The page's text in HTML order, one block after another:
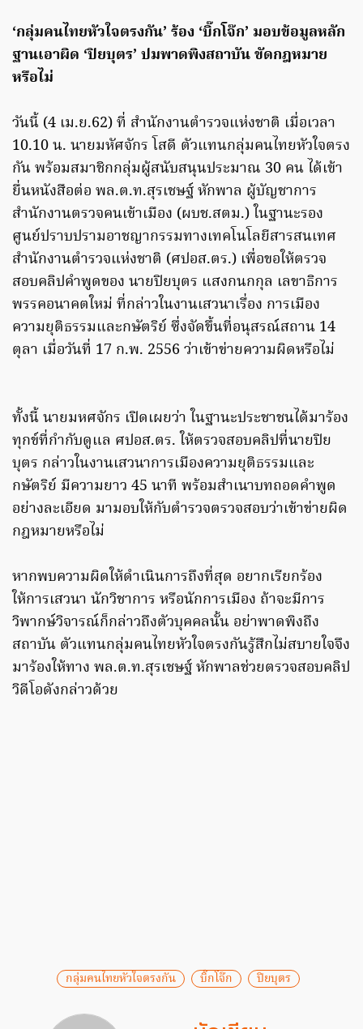
‘กลุ่มคนไทยหัวใจตรงกัน’ ร้อง ‘บิ๊กโจ๊ก’ มอบข้อมูลหลัก
ฐานเอาผิด ‘ปิยบุตร’ ปมพาดพิงสถาบัน ขัดกฎหมาย
หรือไม่
วันนี้ (4 เม.ย.62) ที่ สำนักงานตำรวจแห่งชาติ เมื่อเวลา
10.10 น. นายมหัศจักร โสดี ตัวแทนกลุ่มคนไทยหัวใจตรง
กัน พร้อมสมาชิกกลุ่มผู้สนับสนุนประมาณ 30 คน ได้เข้า
ยื่นหนังสือต่อ พล.ต.ท.สุรเชษฐ์ หักพาล ผู้บัญชาการ
สำนักงานตรวจคนเข้าเมือง (ผบช.สตม.) ในฐานะรอง
ศูนย์ปราบปรามอาชญากรรมทางเทคโนโลยีสารสนเทศ
สำนักงานตำรวจแห่งชาติ (ศปอส.ตร.) เพื่อขอให้ตรวจ
สอบคลิปคำพูดของ นายปิยบุตร แสงกนกกุล เลขาธิการ
พรรคอนาคตใหม่ ที่กล่าวในงานเสวนาเรื่อง การเมือง
ความยุติธรรมและกษัตริย์ ซึ่งจัดขึ้นที่อนุสรณ์สถาน 14
ตุลา เมื่อวันที่ 17 ก.พ. 2556 ว่าเข้าข่ายความผิดหรือไม่
ทั้งนี้ นายมหศจักร เปิดเผยว่า ในฐานะประชาชนได้มาร้อง
ทุกข์ที่กำกับดูแล ศปอส.ตร. ให้ตรวจสอบคลิปที่นายปิย
บุตร กล่าวในงานเสวนาการเมืองความยุติธรรมและ
กษัตริย์ มีความยาว 45 นาที พร้อมสำเนาบทถอดคำพูด
อย่างละเอียด มามอบให้กับตำรวจตรวจสอบว่าเข้าข่ายผิด
กฎหมายหรือไม่
หากพบความผิดให้ดำเนินการถึงที่สุด อยากเรียกร้อง
ให้การเสวนา นักวิชาการ หรือนักการเมือง ถ้าจะมีการ
วิพากษ์วิจารณ์ก็กล่าวถึงตัวบุคคลนั้น อย่าพาดพิงถึง
สถาบัน ตัวแทนกลุ่มคนไทยหัวใจตรงกันรู้สึกไม่สบายใจจึง
มาร้องให้ทาง พล.ต.ท.สุรเชษฐ์ หักพาลช่วยตรวจสอบคลิป
วิดีโอดังกล่าวด้วย
กลุ่มคนไทยหัวใจตรงกัน บิ๊กโจ๊ก ปิยบุตร